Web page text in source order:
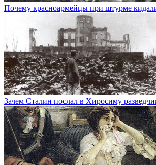
Почему красноармейцы при штурме
Зачем Сталин послал в Хиросиму